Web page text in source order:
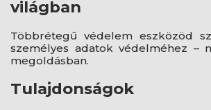
világban
Többrétegű védelem eszközöd
személyes adatok védelméhez –
megoldásban.
Tulajdonságok